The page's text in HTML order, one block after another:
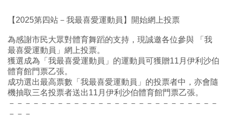
【2025第四站－我最喜愛運動員】開始網上投票
為感謝市民大眾對體育舞蹈的支持，現誠邀各位參與 「我
最喜愛運動員」網上投票。
獲選成為「我最喜愛運動員」的運動員可獲贈11月伊利沙伯
體育館門票乙張。
成功選出最高票數「我最喜愛運動員」的投票者中，亦會隨
機抽取三名投票者送出11月伊利沙伯體育館門票乙張。
－－－－－－－－－－－－－－－－－－－－－－－－－－
－－－